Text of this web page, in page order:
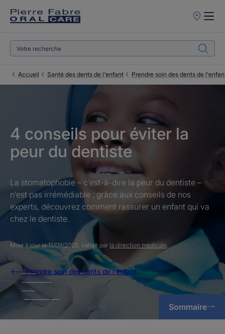
Points
Accueil Santé des dents de l'enfant Prendre soin des dents de
4 conseils pour éviter la
peur du dentiste
La stomatophobie – c’est-à-dire la peur du dentiste –
n’est pas irrémédiable : grâce aux conseils de nos
experts, découvrez comment rassurer un enfant qui va
chez le dentiste.
Mise à jour le11/09/2025, validé par la direction médicale.
Prendre soin des dents de l'enfant
Sommaire